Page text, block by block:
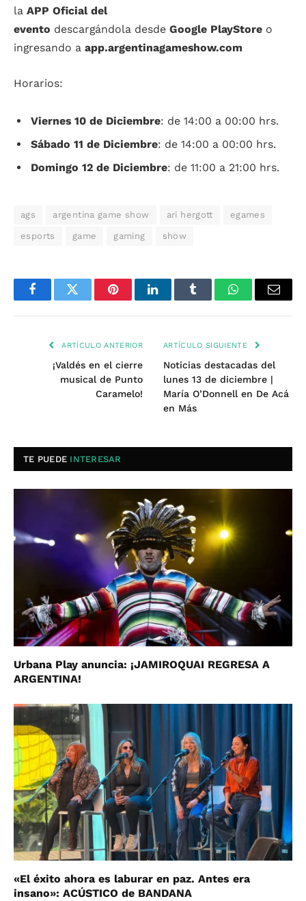
la APP Oficial del
evento descargándola desde Google PlayStore o
ingresando a app.argentinagameshow.com
Horarios:
Viernes 10 de Diciembre: de 14:00 a 00:00 hrs.
Sábado 11 de Diciembre: de 14:00 a 00:00 hrs.
Domingo 12 de Diciembre: de 11:00 a 21:00 hrs.
ags argentina game show ari hergott egames
esports game gaming show
FacebookTwitter PinterestLinkedInTumblr WhatsAppEmail
ARTÍCULO ANTERIOR
¡Valdés en el cierre
musical de Punto
Caramelo!
ARTÍCULO SIGUIENTE
Noticias destacadas del
lunes 13 de diciembre |
María O’Donnell en De Acá
en Más
TE PUEDE INTERESAR
Urbana Play anuncia: ¡JAMIROQUAI REGRESA A
ARGENTINA!
«El éxito ahora es laburar en paz. Antes era
insano»: ACÚSTICO de BANDANA